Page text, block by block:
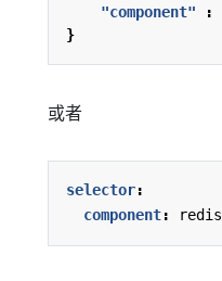
"component"
:
}
或者
selector:
component: redis